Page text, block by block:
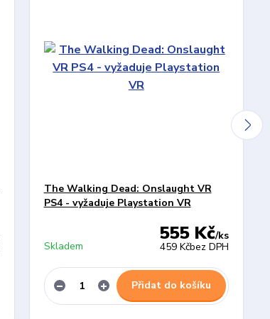
The Walking Dead: Onslaught VR
PS4 - vyžaduje Playstation VR
555 Kč/ks
459 Kčbez DPH
Skladem
Přidat do košíku